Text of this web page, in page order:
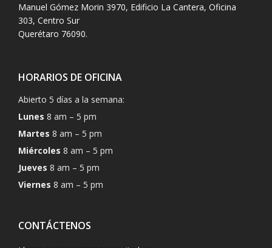
Manuel Gómez Morin 3970, Edificio La Cantera, Oficina
303, Centro Sur
Querétaro 76090.
HORARIOS DE OFICINA
Abierto 5 días a la semana:
Lunes 8 am – 5 pm
Martes 8 am – 5 pm
Miércoles 8 am – 5 pm
Jueves 8 am – 5 pm
Viernes 8 am – 5 pm
CONTÁCTENOS